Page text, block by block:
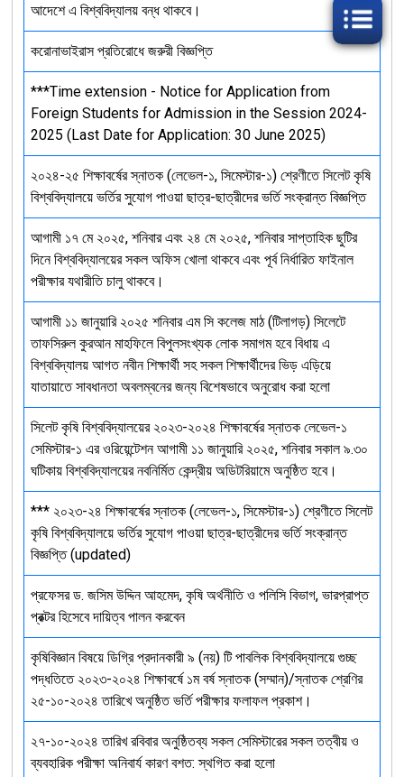
আদেশে এ বিশ্ববিদ্যালয় বন্ধ থাকবে।
করোনাভাইরাস প্রতিরোধে জরুরী বিজ্ঞপ্তি
***Time extension - Notice for Application from
Foreign Students for Admission in the Session 2024-
2025 (Last Date for Application: 30 June 2025)
২০২৪-২৫ শিক্ষাবর্ষের স্নাতক (লেভেল-১, সিমেস্টার-১) শ্রেণীতে সিলেট কৃষি
বিশ্ববিদ্যালয়ে ভর্তির সুযোগ পাওয়া ছাত্র-ছাত্রীদের ভর্তি সংক্রান্ত বিজ্ঞপ্তি
আগামী ১৭ মে ২০২৫, শনিবার এবং ২৪ মে ২০২৫, শনিবার সাপ্তাহিক ছুটির
দিনে বিশ্ববিদ্যালয়ের সকল অফিস খোলা থাকবে এবং পূর্ব নির্ধারিত ফাইনাল
পরীক্ষার যথারীতি চালু থাকবে।
আগামী ১১ জানুয়ারি ২০২৫ শনিবার এম সি কলেজ মাঠ (টিলাগড়) সিলেটে
তাফসিরুল কুরআন মাহফিলে বিপুলসংখ্যক লোক সমাগম হবে বিধায় এ
বিশ্ববিদ্যালয় আগত নবীন শিক্ষার্থী সহ সকল শিক্ষার্থীদের ভিড় এড়িয়ে
যাতায়াতে সাবধানতা অবলম্বনের জন্য বিশেষভাবে অনুরোধ করা হলো
সিলেট কৃষি বিশ্ববিদ্যালয়ের ২০২৩-২০২৪ শিক্ষাবর্ষের স্নাতক লেভেল-১
সেমিস্টার-১ এর ওরিয়েন্টেশন আগামী ১১ জানুয়ারি ২০২৫, শনিবার সকাল ৯.৩০
ঘটিকায় বিশ্ববিদ্যালয়ের নবনির্মিত কেন্দ্রীয় অডিটরিয়ামে অনুষ্ঠিত হবে।
*** ২০২৩-২৪ শিক্ষাবর্ষের স্নাতক (লেভেল-১, সিমেস্টার-১) শ্রেণীতে সিলেট
কৃষি বিশ্ববিদ্যালয়ে ভর্তির সুযোগ পাওয়া ছাত্র-ছাত্রীদের ভর্তি সংক্রান্ত
বিজ্ঞপ্তি (updated)
প্রফেসর ড. জসিম উদ্দিন আহমেদ, কৃষি অর্থনীতি ও পলিসি বিভাগ, ভারপ্রাপ্ত
প্রক্টর হিসেবে দায়িত্ব পালন করবেন
কৃষিবিজ্ঞান বিষয়ে ডিগ্রি প্রদানকারী ৯ (নয়) টি পাবলিক বিশ্ববিদ্যালয়ে গুচ্ছ
পদ্ধতিতে ২০২৩-২০২৪ শিক্ষাবর্ষে ১ম বর্ষ স্নাতক (সম্মান)/স্নাতক শ্রেণির
২৫-১০-২০২৪ তারিখে অনুষ্ঠিত ভর্তি পরীক্ষার ফলাফল প্রকাশ।
২৭-১০-২০২৪ তারিখ রবিবার অনুষ্ঠিতব্য সকল সেমিস্টারের সকল তত্বীয় ও
ব্যবহারিক পরীক্ষা অনিবার্য কারণ বশত: স্থগিত করা হলো